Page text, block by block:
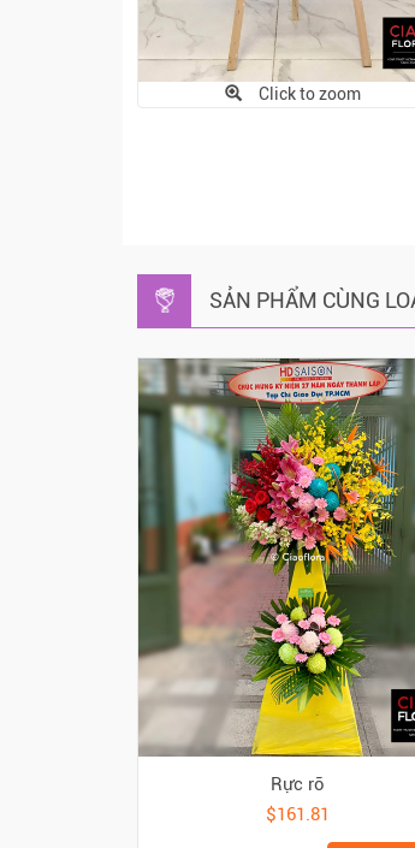
Click to zoom
SẢN PHẨM CÙNG
Rực rỡ
$161.81